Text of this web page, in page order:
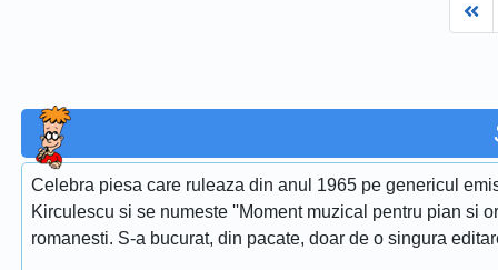
Celebra piesa care ruleaza din anul 1965 pe genericul
Kirculescu si se numeste ''Moment muzical pentru pian si
romanesti. S-a bucurat, din pacate, doar de o singura